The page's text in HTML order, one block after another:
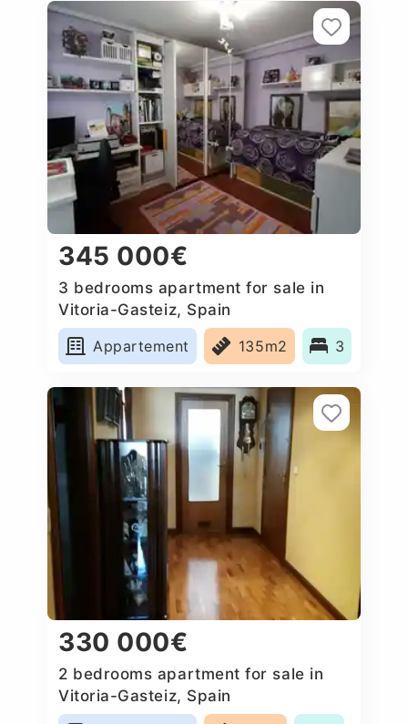
345 000€
3 bedrooms apartment for sale in
Vitoria-Gasteiz, Spain
Appartement
135m2 3
330 000€
2 bedrooms apartment for sale in
Vitoria-Gasteiz, Spain